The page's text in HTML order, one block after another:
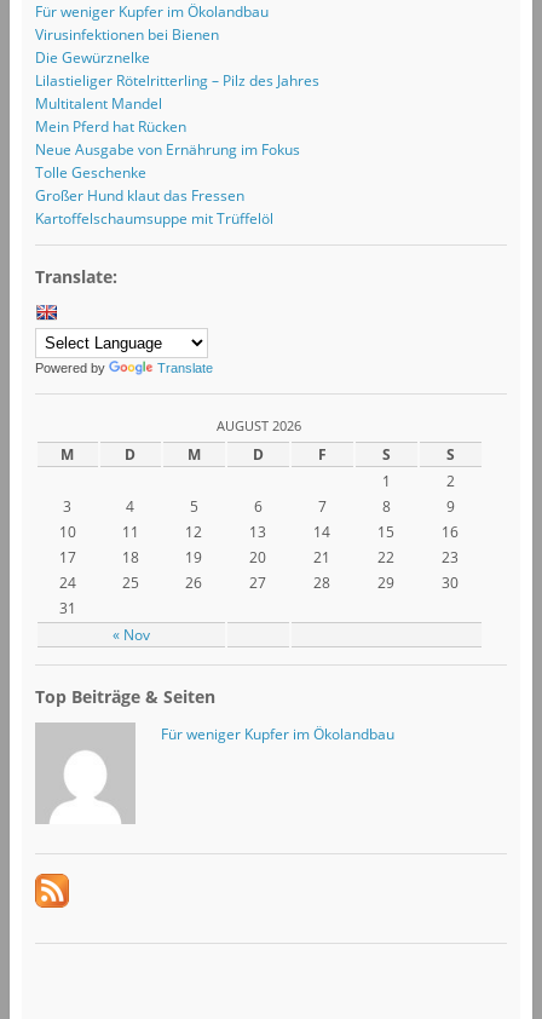
Für weniger Kupfer im Ökolandbau
Virusinfektionen bei Bienen
Die Gewürznelke
Lilastieliger Rötelritterling – Pilz des Jahres
Multitalent Mandel
Mein Pferd hat Rücken
Neue Ausgabe von Ernährung im Fokus
Tolle Geschenke
Großer Hund klaut das Fressen
Kartoffelschaumsuppe mit Trüffelöl
Translate:
Powered by Translate
AUGUST 2026
M D M D F S S
« Nov
1
2
3
4 5 6 7 8
9
10
11 12 13 14 15
16
17
18 19 20 21 22
23
24
25 26 27 28 29
30
31
Top Beiträge & Seiten
Für weniger Kupfer im Ökolandbau